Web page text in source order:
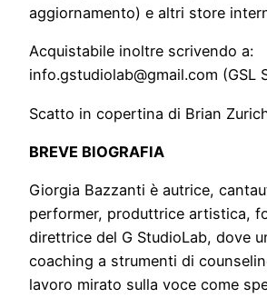
aggiornamento) e altri store
Acquistabile inoltre scrivendo a:
info.gstudiolab@gmail.com (GSL
Scatto in copertina di Brian
BREVE BIOGRAFIA
Giorgia Bazzanti è autrice,
performer, produttrice artistica,
direttrice del G StudioLab, dove
coaching a strumenti di
lavoro mirato sulla voce come